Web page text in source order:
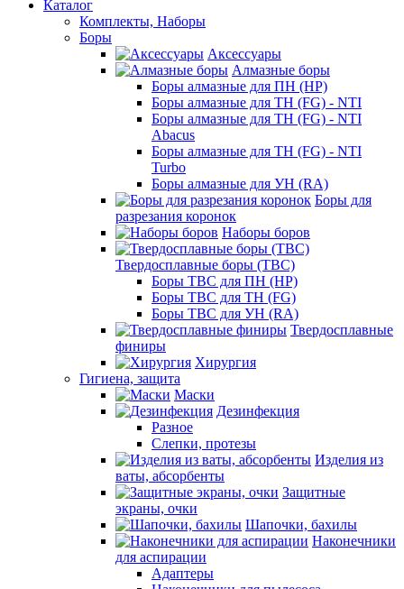
Каталог
Комплекты, Наборы
Боры
Аксессуары
Алмазные боры
Боры алмазные для ПН (HP)
Боры алмазные для ТН (FG) - NTI
Боры алмазные для ТН (FG) - NTI
Abacus
Боры алмазные для ТН (FG) - NTI
Turbo
Боры алмазные для УН (RA)
Боры для
разрезания коронок
Наборы боров
Твердосплавные боры (ТВС)
Боры ТВС для ПН (HP)
Боры ТВС для ТН (FG)
Боры ТВС для УН (RA)
Твердосплавные
финиры
Хирургия
Гигиена, защита
Маски
Дезинфекция
Разное
Слепки, протезы
Изделия из
ваты, абсорбенты
Защитные
экраны, очки
Шапочки, бахилы
Наконечники
для аспирации
Адаптеры